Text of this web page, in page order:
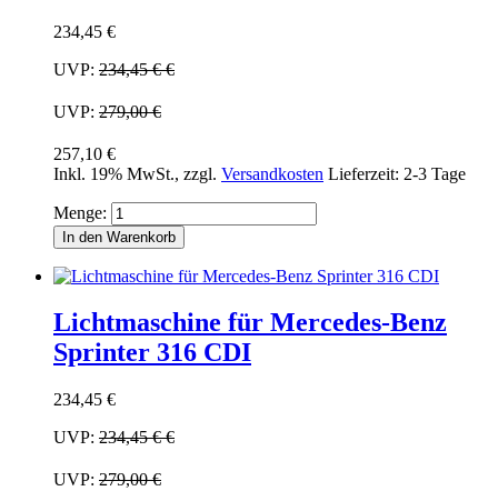
234,45 €
UVP: 234,45 €€
UVP: 279,00 €
257,10 €
Inkl. 19% MwSt., zzgl. Versandkosten Lieferzeit: 2-3 Tage
Menge:
In den Warenkorb
Lichtmaschine für Mercedes-Benz
Sprinter 316 CDI
234,45 €
UVP: 234,45 €€
UVP: 279,00 €